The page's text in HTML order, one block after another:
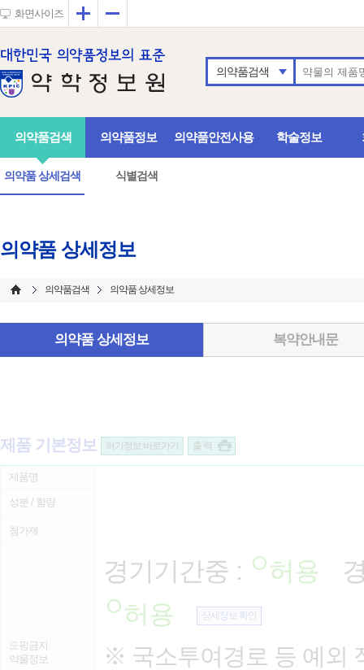
화면사이즈 확대
의약품검색
의약품검색
의약품 상세검색 식별검색
의약품정보 의약품안전사용 학술정보
의약품 상세정보
의약품검색 의약품 상세정보
의약품 상세정보 복약안내문
제품 기본정보 허가정보 바로가기 출 력
제품명
성분 / 함량
첨가제
도핑금지
약물정보
경기기간중 : 허용
허용
상세정보 확인
※ 국소투여경로 등 예외